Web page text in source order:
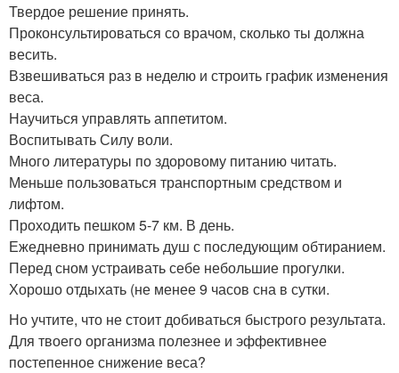
Твердое решение принять.
Проконсультироваться со врачом, сколько ты должна
весить.
Взвешиваться раз в неделю и строить график изменения
веса.
Научиться управлять аппетитом.
Воспитывать Силу воли.
Много литературы по здоровому питанию читать.
Меньше пользоваться транспортным средством и
лифтом.
Проходить пешком 5-7 км. В день.
Ежедневно принимать душ с последующим обтиранием.
Перед сном устраивать себе небольшие прогулки.
Хорошо отдыхать (не менее 9 часов сна в сутки.
Но учтите, что не стоит добиваться быстрого результата.
Для твоего организма полезнее и эффективнее
постепенное снижение веса?